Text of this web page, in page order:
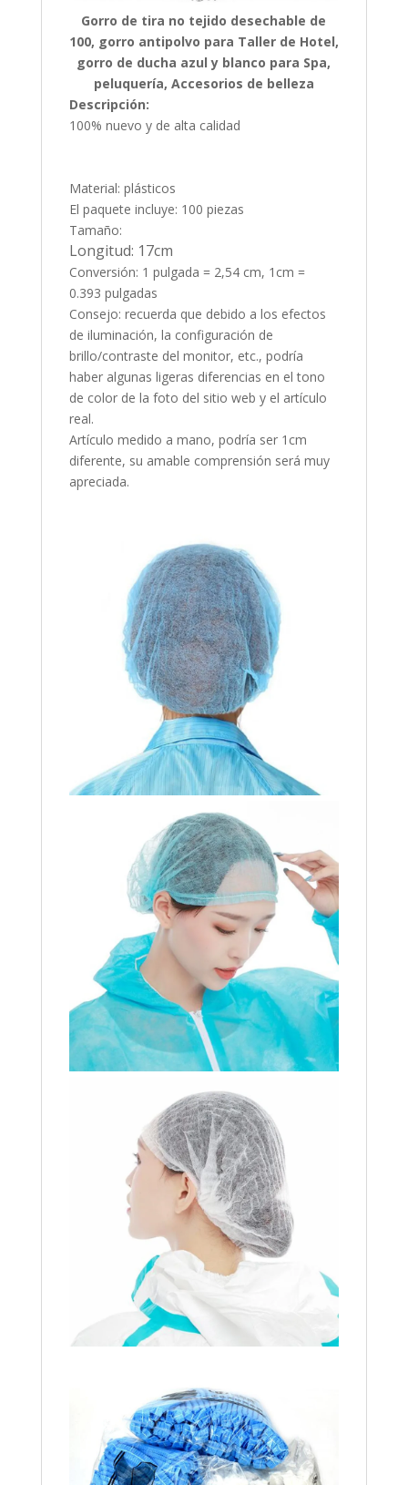
Gorro de tira no tejido desechable de
100, gorro antipolvo para Taller de Hotel,
gorro de ducha azul y blanco para Spa,
peluquería, Accesorios de belleza
Descripción:
100% nuevo y de alta calidad
Material: plásticos
El paquete incluye: 100 piezas
Tamaño:
Longitud: 17cm
Conversión: 1 pulgada = 2,54 cm, 1cm =
0.393 pulgadas
Consejo: recuerda que debido a los efectos
de iluminación, la configuración de
brillo/contraste del monitor, etc., podría
haber algunas ligeras diferencias en el tono
de color de la foto del sitio web y el artículo
real.
Artículo medido a mano, podría ser 1cm
diferente, su amable comprensión será muy
apreciada.